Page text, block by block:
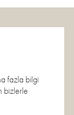
fazla bilgi
bizlerle